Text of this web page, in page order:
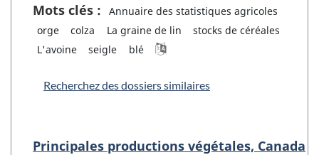
Mots clés :
Annuaire des statistiques agricoles
orge
colza La graine de lin
stocks de céréales
L'avoine
seigle blé
Recherchez des dossiers similaires
Principales productions végétales, Canada